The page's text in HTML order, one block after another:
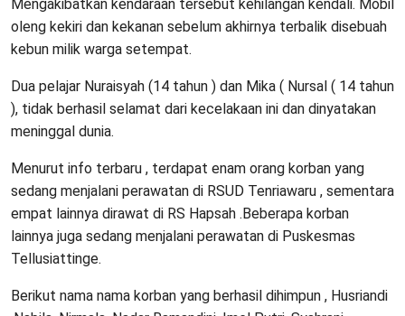
Mengakibatkan kendaraan tersebut kehilangan kendali. Mobil
oleng kekiri dan kekanan sebelum akhirnya terbalik disebuah
kebun milik warga setempat.
Dua pelajar Nuraisyah (14 tahun ) dan Mika ( Nursal ( 14 tahun
), tidak berhasil selamat dari kecelakaan ini dan dinyatakan
meninggal dunia.
Menurut info terbaru , terdapat enam orang korban yang
sedang menjalani perawatan di RSUD Tenriawaru , sementara
empat lainnya dirawat di RS Hapsah .Beberapa korban
lainnya juga sedang menjalani perawatan di Puskesmas
Tellusiattinge.
Berikut nama nama korban yang berhasil dihimpun , Husriandi